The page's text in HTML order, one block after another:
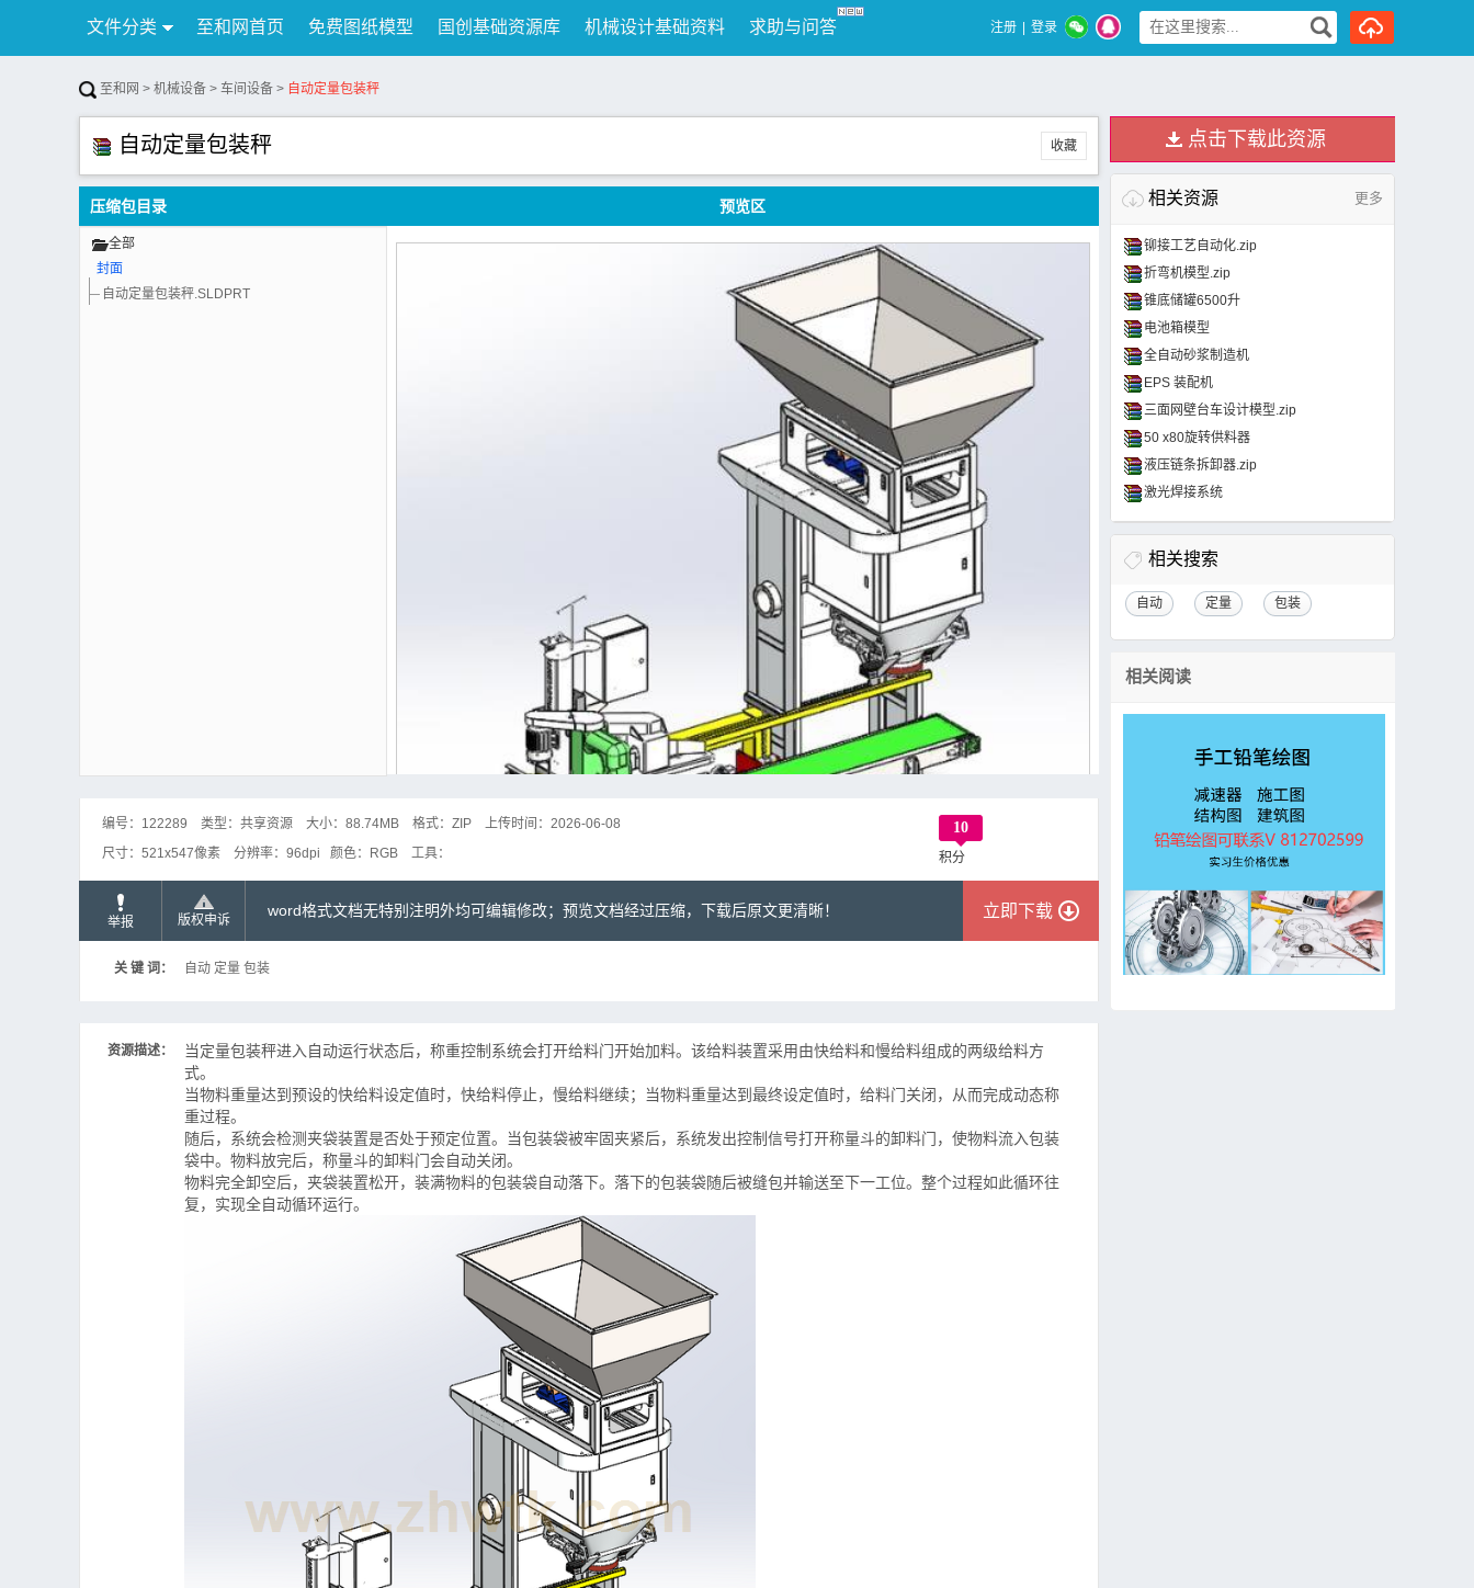
文件分类 至和网首页 免费图纸模型 国创基础资源库 机械设计基础资料 求助与问答
行业资讯 公告 联系我们
注册 登录
至和网 > 机械设备 > 车间设备 > 自动定量包装秤
自动定量包装秤 收藏
压缩包目录 预览区
全部
封面
自动定量包装秤.SLDPRT
编号： 122289 类型： 共享资源 大小： 88.74MB 格式： ZIP 上传时间： 2026-06-08
尺寸： 521x547像素 分辨率： 96dpi 颜色： RGB 工具：
10
积分
举报 版权申诉
word格式文档无特别注明外均可编辑修改；预览文档经过压缩，下载后原文更清晰！ 立即下载
关 键 词： 自动 定量 包装
资源描述：
当定量包装秤进入自动运行状态后，称重控制系统会打开给料门开始加料。该给料装置采用由快给料和慢给料组成的两级给料方
式。
当物料重量达到预设的快给料设定值时，快给料停止，慢给料继续；当物料重量达到最终设定值时，给料门关闭，从而完成动态称
重过程。
随后，系统会检测夹袋装置是否处于预定位置。当包装袋被牢固夹紧后，系统发出控制信号打开称量斗的卸料门，使物料流入包装
袋中。物料放完后，称量斗的卸料门会自动关闭。
物料完全卸空后，夹袋装置松开，装满物料的包装袋自动落下。落下的包装袋随后被缝包并输送至下一工位。整个过程如此循环往
复，实现全自动循环运行。
点击下载此资源
相关资源 更多
铆接工艺自动化.zip
折弯机模型.zip
锥底储罐6500升
电池箱模型
全自动砂浆制造机
EPS 装配机
三面网壁台车设计模型.zip
50 x80旋转供料器
液压链条拆卸器.zip
激光焊接系统
相关搜索
自动 定量 包装
相关阅读